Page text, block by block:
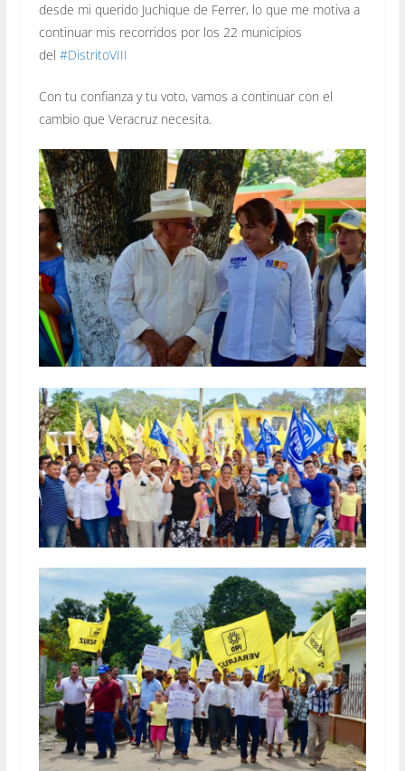
desde mi querido Juchique de Ferrer, lo que me motiva a
continuar mis recorridos por los 22 municipios
del #DistritoVIII
Con tu confianza y tu voto, vamos a continuar con el
cambio que Veracruz necesita.